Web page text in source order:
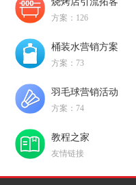
方案：126
桶装水营销方案
方案：73
羽毛球营销活动
方案：74
教程之家
友情链接